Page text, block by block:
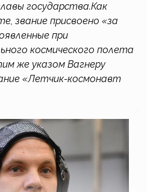
государства.Как
звание присвоено «за
при
космического полета
же указом Вагнеру
«Летчик-космонавт